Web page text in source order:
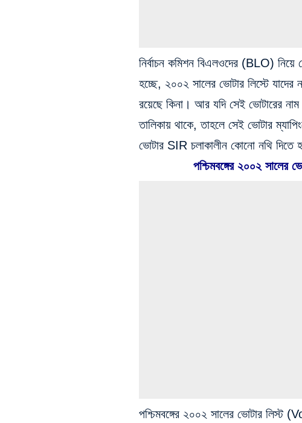
নির্বাচন কমিশন বিএলওদের (BLO) নিয়ে
হচ্ছে, ২০০২ সালের ভোটার লিস্টে যাদের
রয়েছে কিনা। আর যদি সেই ভোটারের
তালিকায় থাকে, তাহলে সেই ভোটার
ভোটার SIR চলাকালীন কোনো নথি দিতে
পশ্চিমবঙ্গের ২০০২ সালের
পশ্চিমবঙ্গের ২০০২ সালের ভোটার